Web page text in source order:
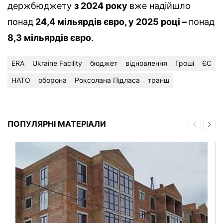
держбюджету з 2024 року вже надійшло
понад 24,4 мільярдів євро, у 2025 році – понад
8,3 мільярдів євро.
ERA Ukraine Facility бюджет відновлення Гроші
ЄС
НАТО
оборона Роксолана Підласа транш
ПОПУЛЯРНІ МАТЕРІАЛИ